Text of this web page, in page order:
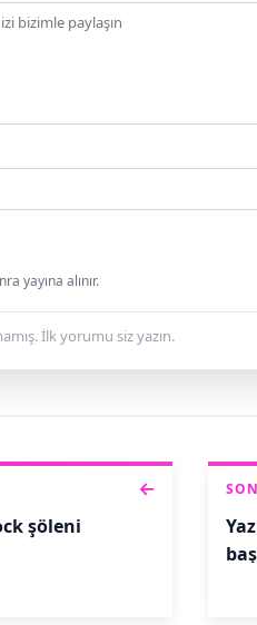
yayına alınır.
İlk yorumu siz yazın.
şöleni